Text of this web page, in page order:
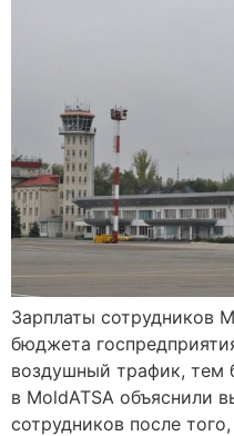
Зарплаты сотрудников
бюджета
воздушный трафик, тем
в MoldATSA объяснили
сотрудников после